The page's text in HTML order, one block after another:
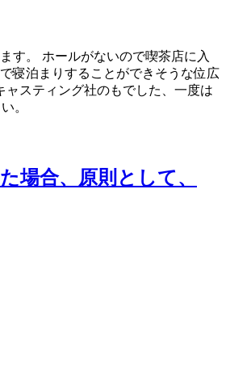
す。 ホールがないので喫茶店に入
寝泊まりすることができそうな位広
スティング社のもでした、一度は
。
場合、原則として、